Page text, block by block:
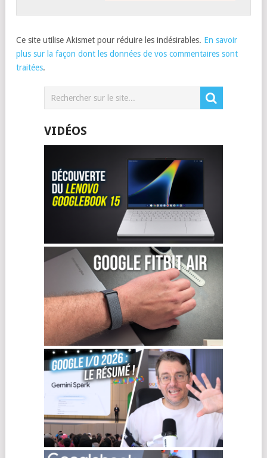
Ce site utilise Akismet pour réduire les indésirables. En savoir
plus sur la façon dont les données de vos commentaires sont
traitées.
VIDÉOS